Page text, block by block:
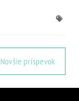
Novšie príspevok